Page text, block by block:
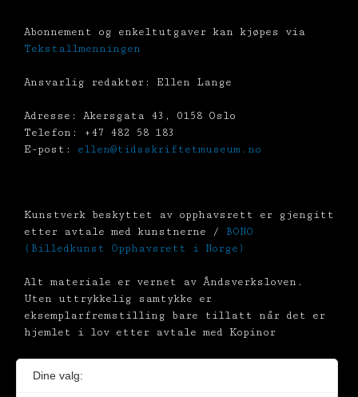
Abonnement og enkeltutgaver kan kjøpes via
Tekstallmenningen
Ansvarlig redaktør: Ellen Lange
Adresse: Akersgata 43, 0158 Oslo
Telefon: +47 482 58 183
E-post: ellen@tidsskriftetmuseum.no
Kunstverk beskyttet av opphavsrett er gjengitt
etter avtale med kunstnerne / BONO
(Billedkunst Opphavsrett i Norge)
Alt materiale er vernet av Åndsverksloven.
Uten uttrykkelig samtykke er
eksemplarfremstilling bare tillatt når det er
hjemlet i lov etter avtale med Kopinor
Dine valg: